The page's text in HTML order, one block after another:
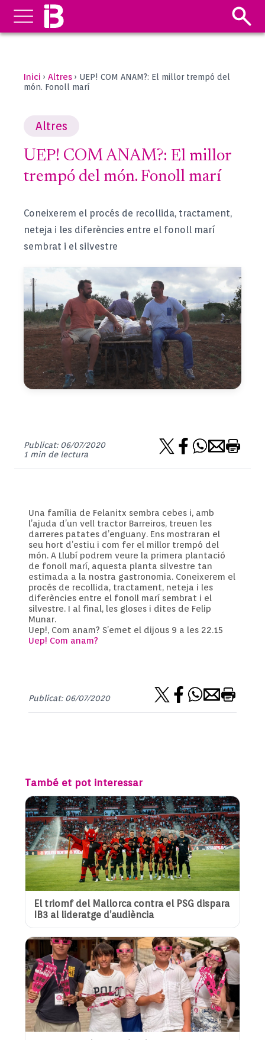
Inici › Altres › UEP! COM ANAM?: El millor trempó del
món. Fonoll marí
Altres
UEP! COM ANAM?: El millor
trempó del món. Fonoll marí
Coneixerem el procés de recollida, tractament,
neteja i les diferències entre el fonoll marí
sembrat i el silvestre
Publicat: 06/07/2020
1 min de lectura
Una família de Felanitx sembra cebes i, amb
l’ajuda d’un vell tractor Barreiros, treuen les
darreres patates d’enguany. Ens mostraran el
seu hort d’estiu i com fer el millor trempó del
món. A Llubí podrem veure la primera plantació
de fonoll marí, aquesta planta silvestre tan
estimada a la nostra gastronomia. Coneixerem el
procés de recollida, tractament, neteja i les
diferències entre el fonoll marí sembrat i el
silvestre. I al final, les gloses i dites de Felip
Munar.
Uep!, Com anam? S’emet el dijous 9 a les 22.15
Uep! Com anam?
Publicat: 06/07/2020
També et pot interessar
El triomf del Mallorca contra el PSG dispara
IB3 al lideratge d’audiència